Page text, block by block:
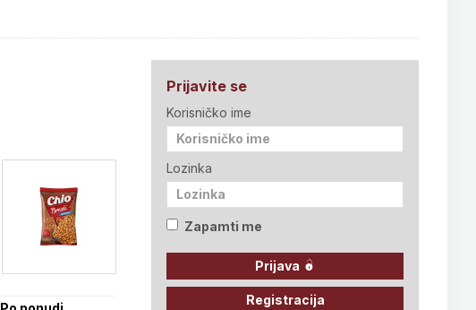
Prijavite se
Korisničko ime
Lozinka
Zapamti me
Prijava
Registracija